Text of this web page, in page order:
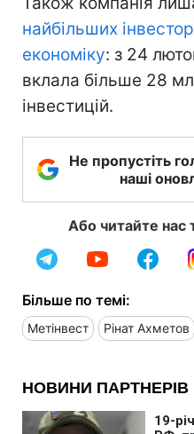
найбільших
економіку: з 24
вклала більше 28
інвестицій.
Не пропустіть
наші
Або читайте нас
Більше по темі:
Метінвест Рінат Ахметов